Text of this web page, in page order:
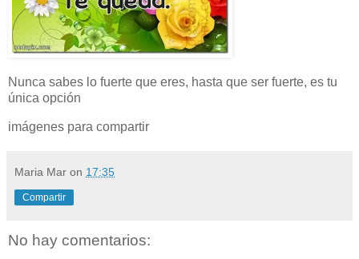
Nunca sabes lo fuerte que eres, hasta que ser fuerte, es tu
única opción
imágenes para compartir
Maria Mar on 17:35
Compartir
No hay comentarios: